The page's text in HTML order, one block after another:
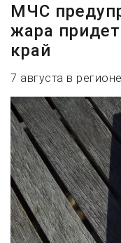
МЧС
жара
край
7 августа в